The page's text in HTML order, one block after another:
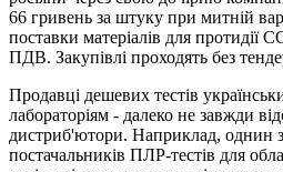
66 гривень за штуку при митній
поставки матеріалів для протидії
ПДВ. Закупівлі проходять без
Продавці дешевих тестів
лабораторіям - далеко не завжди
дистриб'ютори. Наприклад, однин
постачальників ПЛР-тестів для